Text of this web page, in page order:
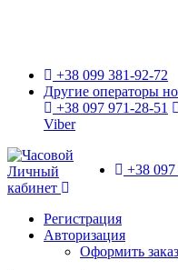
+38 099 381-92-72
Другие операторы
+38 097 971-28-51
Viber
+38 097
Личный
кабинет
Регистрация
Авторизация
Оформить заказ